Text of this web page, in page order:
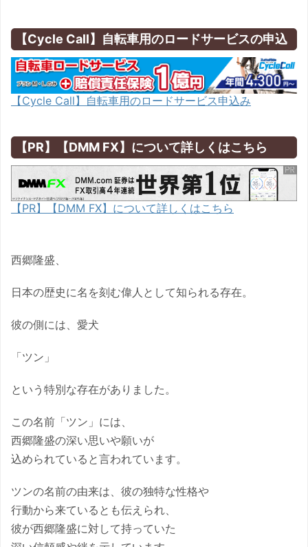
【Cycle Call】自転車用のロードサービスの申込
【Cycle Call】自転車用のロードサービス申込み
【PR】【DMM FX】について詳しくはこちら
【PR】【DMM FX】について詳しくはこちら
西郷隆盛、
日本の歴史に名を刻む偉人として知られる存在。
彼の側には、愛犬
「ツン」
という特別な存在がありました。
この名前「ツン」には、
西郷隆盛の深い思いや願いが
込められていると言われています。
ツンの名前の由来は、彼の独特な性格や
行動から来ているとも伝えられ、
彼が西郷隆盛に対して持っていた